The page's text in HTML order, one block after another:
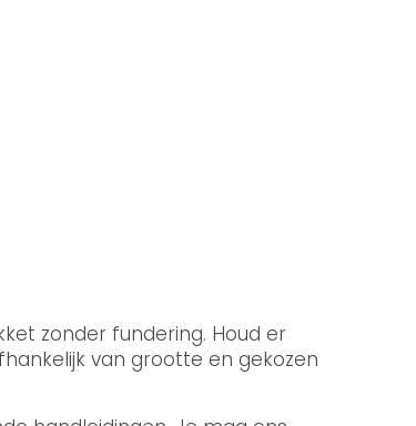
zonder fundering. Houd er
van grootte en gekozen